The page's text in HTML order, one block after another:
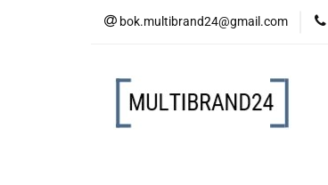
bok.multibrand24@gmail.com
MEBLE